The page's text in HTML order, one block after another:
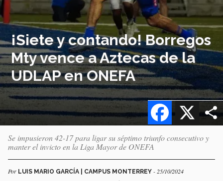
¡Siete y contando! Borregos
Mty vence a Aztecas de la
UDLAP en ONEFA
X
Facebook
Se impusieron 42-17 para ligar su séptimo triunfo consecutivo y
manter el invicto en la Liga Mayor de ONEFA
Por LUIS MARIO GARCÍA | CAMPUS MONTERREY - 25/10/2024